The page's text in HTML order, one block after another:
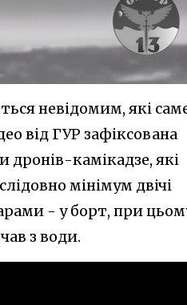
невідомим, які
від ГУР зафіксована
дронів-камікадзе, які
мінімум двічі
- у борт, при
з води.